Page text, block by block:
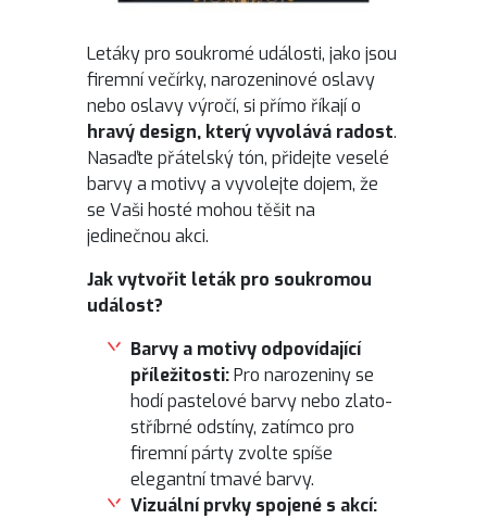
Letáky pro soukromé události, jako jsou
firemní večírky, narozeninové oslavy
nebo oslavy výročí, si přímo říkají o
hravý design, který vyvolává radost.
Nasaďte přátelský tón, přidejte veselé
barvy a motivy a vyvolejte dojem, že
se Vaši hosté mohou těšit na
jedinečnou akci.
Jak vytvořit leták pro soukromou
událost?
Barvy a motivy odpovídající
příležitosti:Pro narozeniny se
hodí pastelové barvy nebo zlato-
stříbrné odstíny, zatímco pro
firemní párty zvolte spíše
elegantní tmavé barvy.
Vizuální prvky spojené s akcí: